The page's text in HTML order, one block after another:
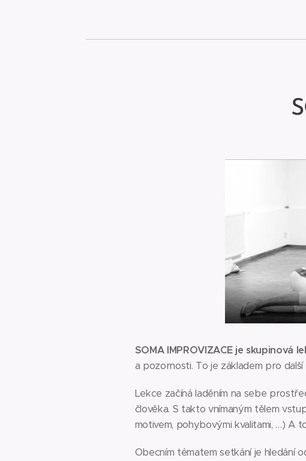
SOMA IMPROVIZACE je
a pozornosti. To je základem pro
Lekce začíná laděním na sebe
člověka. S takto vnímaným tělem
motivem, pohybovými kvalitami, …) A
Obecním tématem setkání je hledání